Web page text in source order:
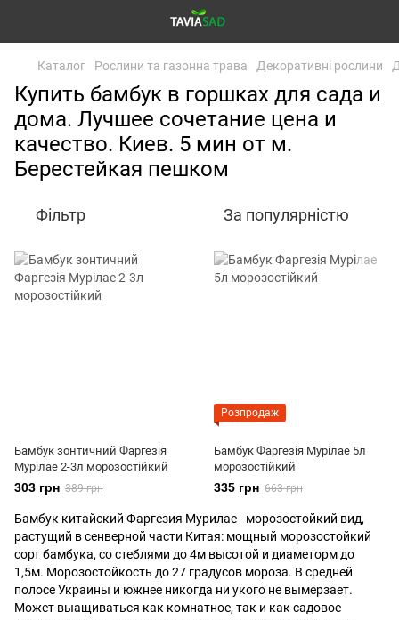
Каталог Рослини та газонна трава Декоративні рослини
Купить бамбук в горшках для сада и
дома. Лучшее сочетание цена и
качество. Киев. 5 мин от м.
Берестейкая пешком
Фільтр За популярністю
Бамбук зонтичний Фаргезія
Мурілае 2-3л морозостійкий
303 грн 389 грн
Розпродаж
Бамбук Фаргезія Мурілае 5л
морозостійкий
335 грн 663 грн
Бамбук китайский Фаргезия Мурилае - морозостойкий вид,
растущий в сенверной части Китая: мощный морозостойкий
сорт бамбука, со стеблями до 4м высотой и диаметорм до
1,5м. Морозостойкость до 27 градусов мороза. В средней
полосе Украины и южнее никогда ни укого не вымерзает.
Может выащиваться как комнатное, так и как садовое